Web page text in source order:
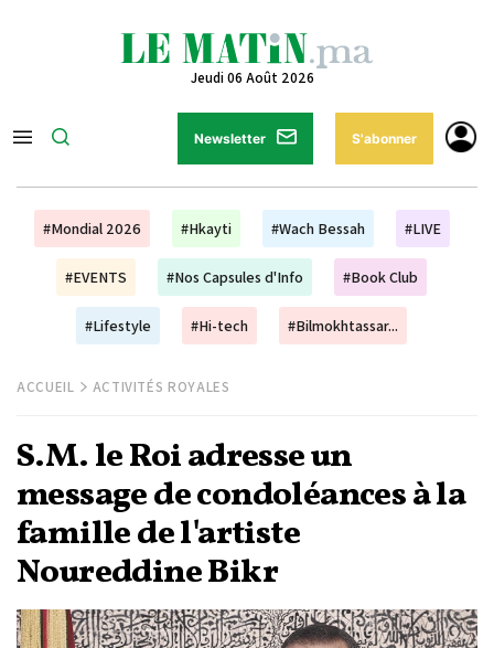
Jeudi 06 Août 2026
Newsletter S'abonner
#Mondial 2026 #Hkayti #Wach Bessah #LIVE
#EVENTS #Nos Capsules d'Info #Book Club
#Lifestyle #Hi-tech #Bilmokhtassar...
ACCUEIL ACTIVITÉS ROYALES
S.M. le Roi adresse un
message de condoléances à la
famille de l'artiste
Noureddine Bikr